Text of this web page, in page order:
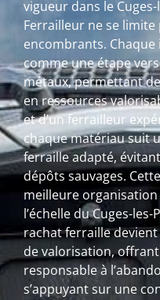
vigueur dans le
Ferrailleur ne se limite
encombrants.
comme une étape
métaux, permettant
en ressources
et d’un ferrailleur
chaque matériau suit
ferraille adapté,
dépôts sauvages.
meilleure
l’échelle du Cuges-
rachat ferraille
de valorisation,
responsable à
s’appuyant sur une